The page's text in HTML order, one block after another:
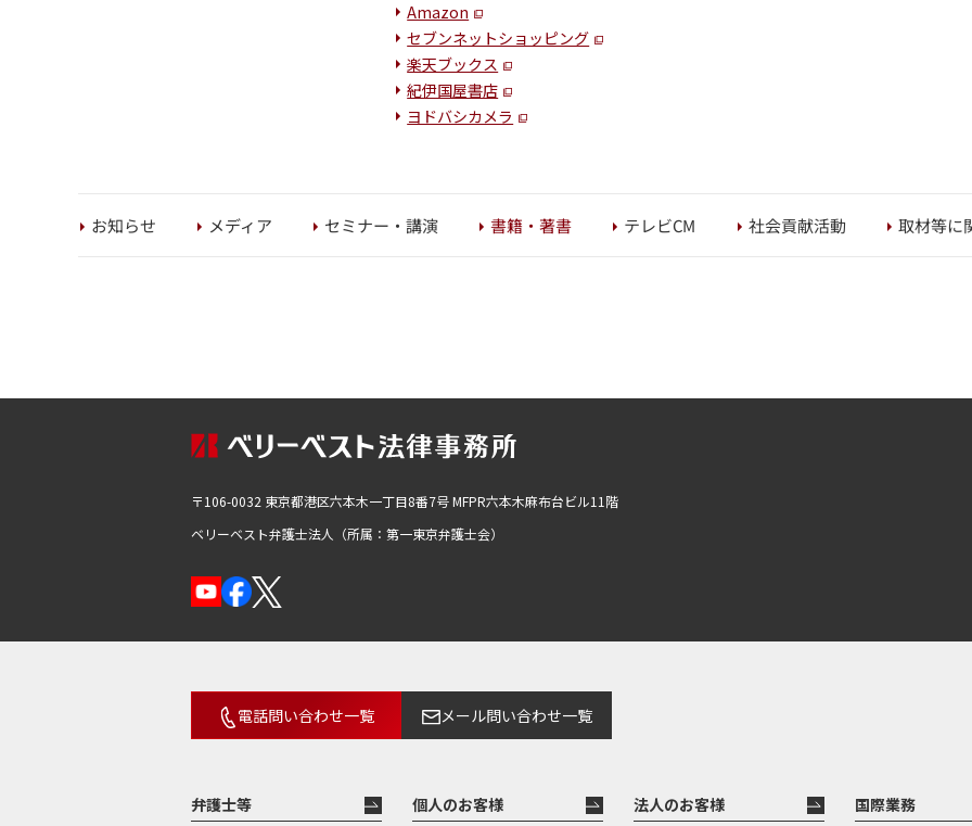
Amazon
セブンネットショッピング
楽天ブックス
紀伊国屋書店
ヨドバシカメラ
お知らせ メディア セミナー・講演 書籍・著書 テレビCM 社会貢献活動 取材等に
〒106-0032 東京都港区六本木一丁目8番7号MFPR六本木麻布台ビル11階
ベリーベスト弁護士法人（所属：第一東京弁護士会）
電話問い合わせ一覧 メール問い合わせ一覧
弁護士等 個人のお客様 法人のお客様 国際業務